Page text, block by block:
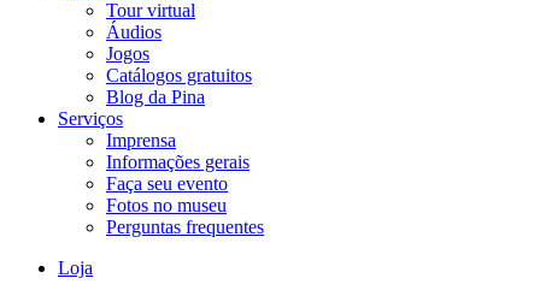
Tour virtual
Áudios
Jogos
Catálogos gratuitos
Blog da Pina
Serviços
Imprensa
Informações gerais
Faça seu evento
Fotos no museu
Perguntas frequentes
Loja